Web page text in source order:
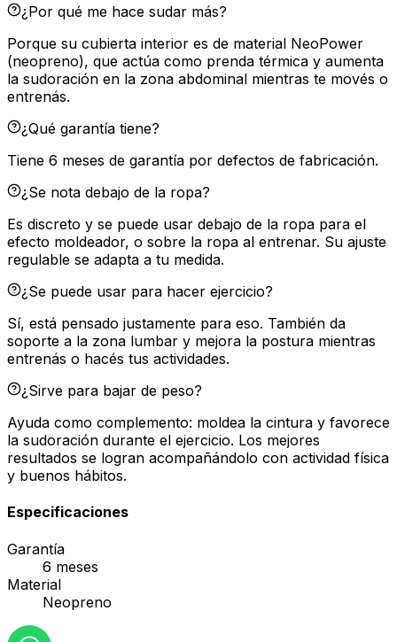
¿Por qué me hace sudar más?
Porque su cubierta interior es de material NeoPower
(neopreno), que actúa como prenda térmica y aumenta
la sudoración en la zona abdominal mientras te movés o
entrenás.
¿Qué garantía tiene?
Tiene 6 meses de garantía por defectos de fabricación.
¿Se nota debajo de la ropa?
Es discreto y se puede usar debajo de la ropa para el
efecto moldeador, o sobre la ropa al entrenar. Su ajuste
regulable se adapta a tu medida.
¿Se puede usar para hacer ejercicio?
Sí, está pensado justamente para eso. También da
soporte a la zona lumbar y mejora la postura mientras
entrenás o hacés tus actividades.
¿Sirve para bajar de peso?
Ayuda como complemento: moldea la cintura y favorece
la sudoración durante el ejercicio. Los mejores
resultados se logran acompañándolo con actividad física
y buenos hábitos.
Especificaciones
Garantía
6 meses
Material
Neopreno